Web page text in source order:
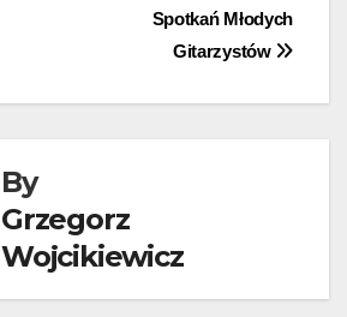
Spotkań Młodych
Gitarzystów
By
Grzegorz
Wojcikiewicz